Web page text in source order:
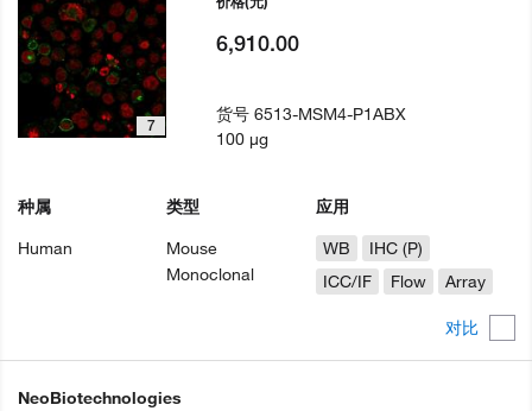
对比
7
种属
Human
类型
Mouse
Monoclonal
应用
WB
IHC (P)
ICC/IF
Flow Array
6,910.00
货号6513-MSM4-P1ABX
100 µg
NeoBiotechnologies